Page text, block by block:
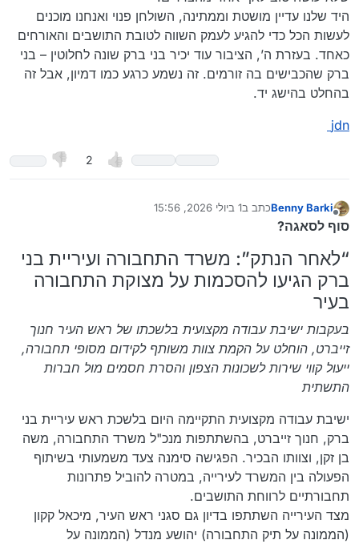
היד שלנו עדיין מושטת וממתינה, השולחן פנוי ואנחנו מוכנים
לעשות הכל כדי להגיע לעמק השווה לטובת התושבים והאורחים
כאחד. בעזרת ה’, הציבור עוד יכיר בני ברק שונה לחלוטין – בני
ברק שהכבישים בה זורמים. זה נשמע כרגע כמו דמיון, אבל זה
בהחלט בהישג יד.
jdn
2
מנותק
Benny Barkiכתב ב1 ביולי 2026, 15:56
נערך לאחרונה על ידי Benny Barki7 בינו׳ 2026, 15:57
סוף לסאגה?
“לאחר הנתק”: משרד התחבורה ועיריית בני
ברק הגיעו להסכמות על מצוקת התחבורה
בעיר
בעקבות ישיבת עבודה מקצועית בלשכתו של ראש העיר חנוך
זייברט, הוחלט על הקמת צוות משותף לקידום מסופי תחבורה,
ייעול קווי שירות לשכונות הצפון והסרת חסמים מול חברות
התשתית
ישיבת עבודה מקצועית התקיימה היום בלשכת ראש עיריית בני
ברק, חנוך זייברט, בהשתתפות מנכ"ל משרד התחבורה, משה
בן זקן, וצוותו הבכיר. הפגישה סימנה צעד משמעותי בשיתוף
הפעולה בין המשרד לעירייה, במטרה להוביל פתרונות
תחבורתיים לרווחת התושבים.
מצד העירייה השתתפו בדיון גם סגני ראש העיר, מיכאל קקון
(הממונה על תיק התחבורה) יהושע מנדל (הממונה על